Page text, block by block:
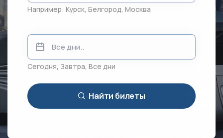
Например: Курск, Белгород, Москва
Сегодня, Завтра, Все дни
Найти билеты